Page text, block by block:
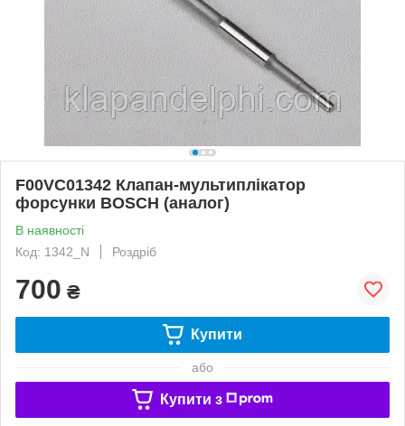
F00VC01342 Клапан-мультиплікатор
форсунки BOSCH (аналог)
В наявності
Код: 1342_N
Роздріб
700 ₴
Купити
або
Купити з